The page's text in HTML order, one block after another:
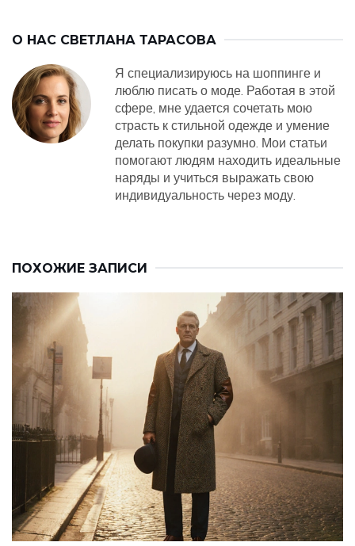
О НАС СВЕТЛАНА ТАРАСОВА
Я специализируюсь на шоппинге и
люблю писать о моде. Работая в этой
сфере, мне удается сочетать мою
страсть к стильной одежде и умение
делать покупки разумно. Мои статьи
помогают людям находить идеальные
наряды и учиться выражать свою
индивидуальность через моду.
ПОХОЖИЕ ЗАПИСИ